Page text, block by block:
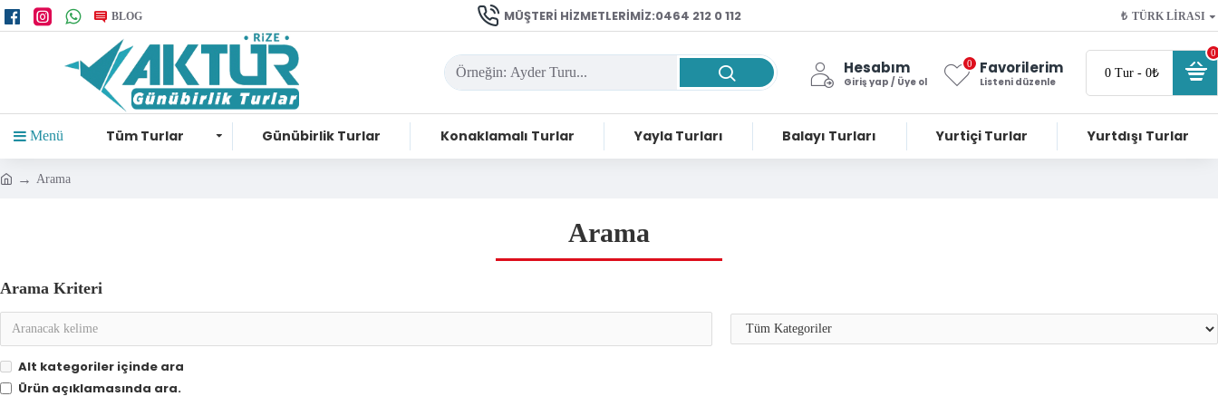
BLOG MÜŞTERI HIZMETLERIMIZ:0464 212 0 112 ₺ TÜRK LIRASI
Hesabım
Giriş yap / Üye ol
Favorilerim
Listeni düzenle
0
0 Tur - 0₺
0
Menü Tüm Turlar Günübirlik Turlar Konaklamalı Turlar Yayla Turları Balayı Turları Yurtiçi Turlar Yurtdışı Turlar
Arama
Arama
Arama Kriteri
Alt kategoriler içinde ara
Ürün açıklamasında ara.